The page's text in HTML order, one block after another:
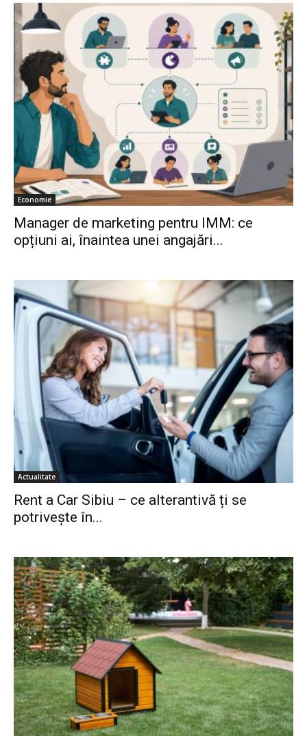
Economie
Manager de marketing pentru IMM: ce
opțiuni ai, înaintea unei angajări...
Actualitate
Rent a Car Sibiu – ce alterantivă ți se
potrivește în...